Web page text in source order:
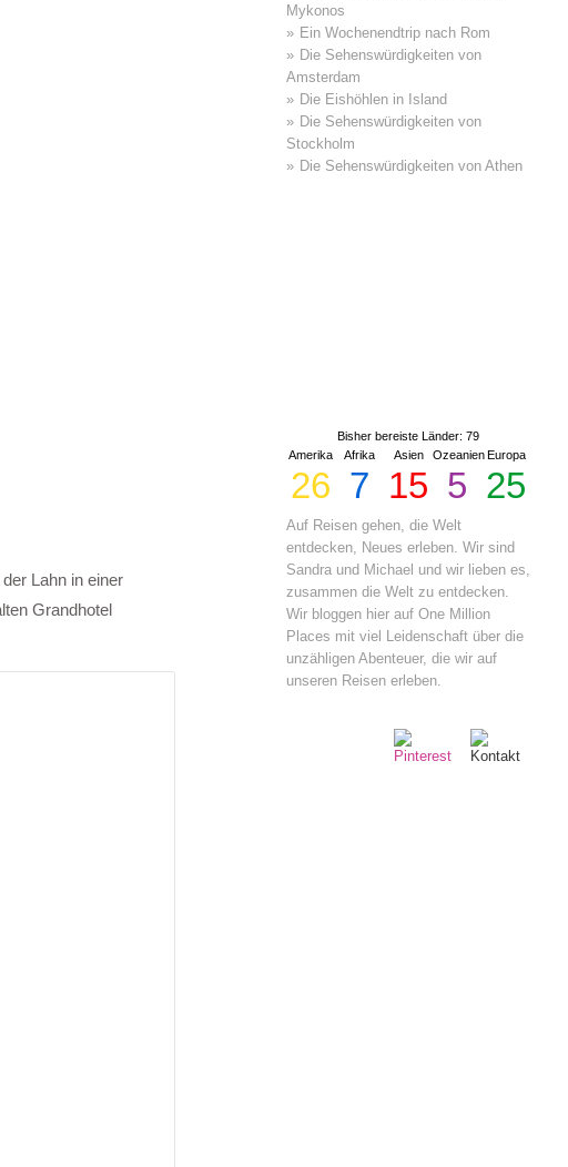
Lahn in einer
Grandhotel
Mykonos
Ein Wochenendtrip nach Rom
Die Sehenswürdigkeiten von
Amsterdam
Die Eishöhlen in Island
Die Sehenswürdigkeiten von
Stockholm
Die Sehenswürdigkeiten von Athen
Bisher bereiste Länder: 79
Amerika
26
Afrika
7
Asien
15
Ozeanien
5
Europa
25
Auf Reisen gehen, die Welt
entdecken, Neues erleben. Wir sind
Sandra und Michael und wir lieben es,
zusammen die Welt zu entdecken.
Wir bloggen hier auf One Million
Places mit viel Leidenschaft über die
unzähligen Abenteuer, die wir auf
unseren Reisen erleben.